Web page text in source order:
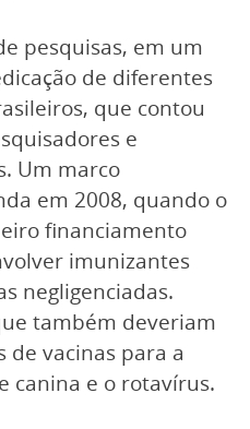
pesquisas, em um
de diferentes
que contou
e
Um marco
em 2008, quando o
financiamento
imunizantes
negligenciadas.
também deveriam
de vacinas para a
canina e o rotavírus.